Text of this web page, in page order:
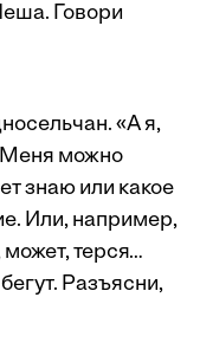
Говори
«А я,
Меня можно
знаю или какое
Или, например,
терся…
Разъясни,